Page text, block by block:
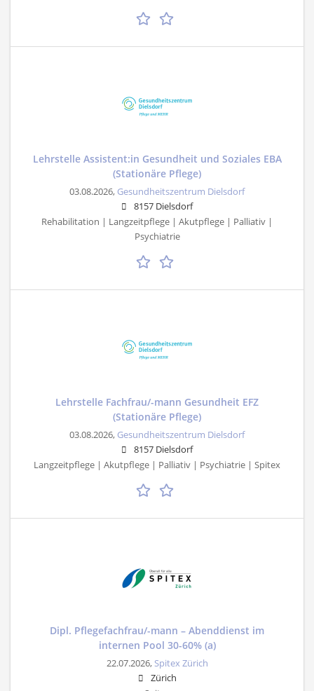
Lehrstelle Assistent:in Gesundheit und Soziales EBA
(Stationäre Pflege)
03.08.2026, Gesundheitszentrum Dielsdorf
8157 Dielsdorf
Rehabilitation | Langzeitpflege | Akutpflege | Palliativ |
Psychiatrie
Lehrstelle Fachfrau/-mann Gesundheit EFZ
(Stationäre Pflege)
03.08.2026, Gesundheitszentrum Dielsdorf
8157 Dielsdorf
Langzeitpflege | Akutpflege | Palliativ | Psychiatrie | Spitex
Dipl. Pflegefachfrau/-mann – Abenddienst im
internen Pool 30-60% (a)
22.07.2026, Spitex Zürich
Zürich